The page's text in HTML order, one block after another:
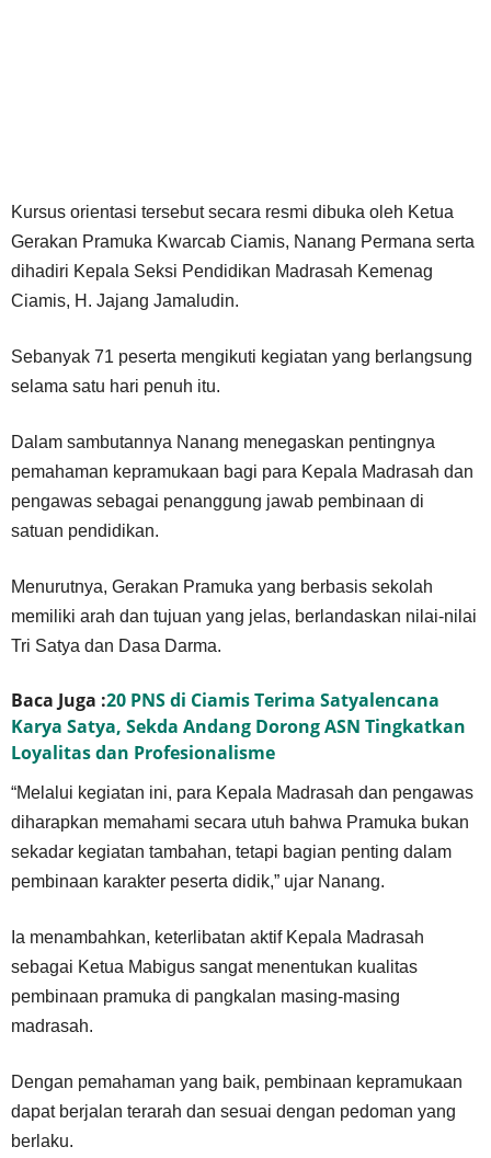
Kursus orientasi tersebut secara resmi dibuka oleh Ketua
Gerakan Pramuka Kwarcab Ciamis, Nanang Permana serta
dihadiri Kepala Seksi Pendidikan Madrasah Kemenag
Ciamis, H. Jajang Jamaludin.
Sebanyak 71 peserta mengikuti kegiatan yang berlangsung
selama satu hari penuh itu.
Dalam sambutannya Nanang menegaskan pentingnya
pemahaman kepramukaan bagi para Kepala Madrasah dan
pengawas sebagai penanggung jawab pembinaan di
satuan pendidikan.
Menurutnya, Gerakan Pramuka yang berbasis sekolah
memiliki arah dan tujuan yang jelas, berlandaskan nilai-nilai
Tri Satya dan Dasa Darma.
Baca Juga :20 PNS di Ciamis Terima Satyalencana
Karya Satya, Sekda Andang Dorong ASN Tingkatkan
Loyalitas dan Profesionalisme
“Melalui kegiatan ini, para Kepala Madrasah dan pengawas
diharapkan memahami secara utuh bahwa Pramuka bukan
sekadar kegiatan tambahan, tetapi bagian penting dalam
pembinaan karakter peserta didik,” ujar Nanang.
Ia menambahkan, keterlibatan aktif Kepala Madrasah
sebagai Ketua Mabigus sangat menentukan kualitas
pembinaan pramuka di pangkalan masing-masing
madrasah.
Dengan pemahaman yang baik, pembinaan kepramukaan
dapat berjalan terarah dan sesuai dengan pedoman yang
berlaku.